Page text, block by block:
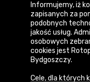
Copyright © 2026
Polityka
serwisu
Informujemy, iż
zapisanych za
podobnych
jakość usług.
osobowych
cookies jest
Bydgoszczy.
Cele, dla których